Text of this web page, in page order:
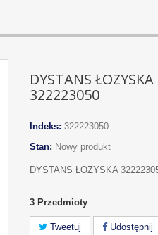
DYSTANS ŁOZYSKA
322223050
Indeks: 322223050
Stan: Nowy produkt
DYSTANS ŁOZYSKA
3 Przedmioty
Tweetuj Udostępnij